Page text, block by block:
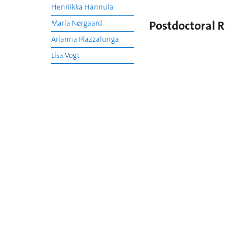
Henriikka Hannula
Maria Nørgaard
Arianna Piazzalunga
Lisa Vogt
Postdoctoral